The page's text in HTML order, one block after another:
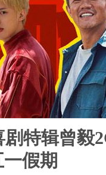
剧特辑曾
假期